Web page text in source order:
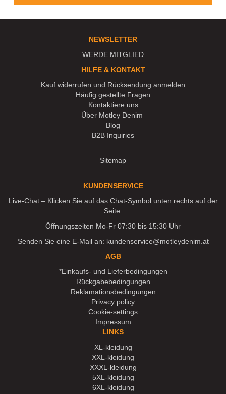
NEWSLETTER
WERDE MITGLIED
HILFE & KONTAKT
Kauf widerrufen und Rücksendung anmelden
Häufig gestellte Fragen
Kontaktiere uns
Über Motley Denim
Blog
B2B Inquiries
Sitemap
KUNDENSERVICE
Live-Chat – Klicken Sie auf das Chat-Symbol unten rechts auf der
Seite.
Öffnungszeiten Mo-Fr 07:30 bis 15:30 Uhr
Senden Sie eine E-Mail an: kundenservice@motleydenim.at
AGB
*Einkaufs- und Lieferbedingungen
Rückgabebedingungen
Reklamationsbedingungen
Privacy policy
Cookie-settings
Impressum
LINKS
XL-kleidung
XXL-kleidung
XXXL-kleidung
5XL-kleidung
6XL-kleidung